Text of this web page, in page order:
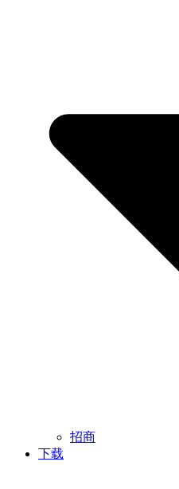
招商
下载